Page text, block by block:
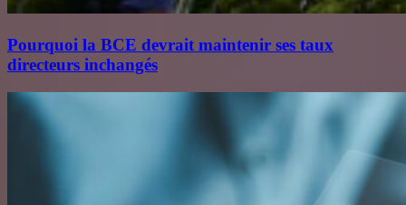
Pourquoi la BCE devrait maintenir ses taux
directeurs inchangés